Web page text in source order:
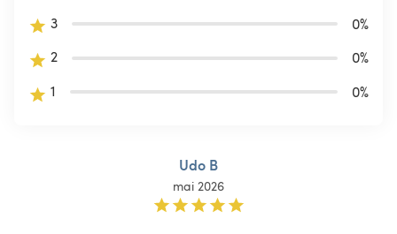
3
0%
2
0%
1
0%
Udo B
mai 2026